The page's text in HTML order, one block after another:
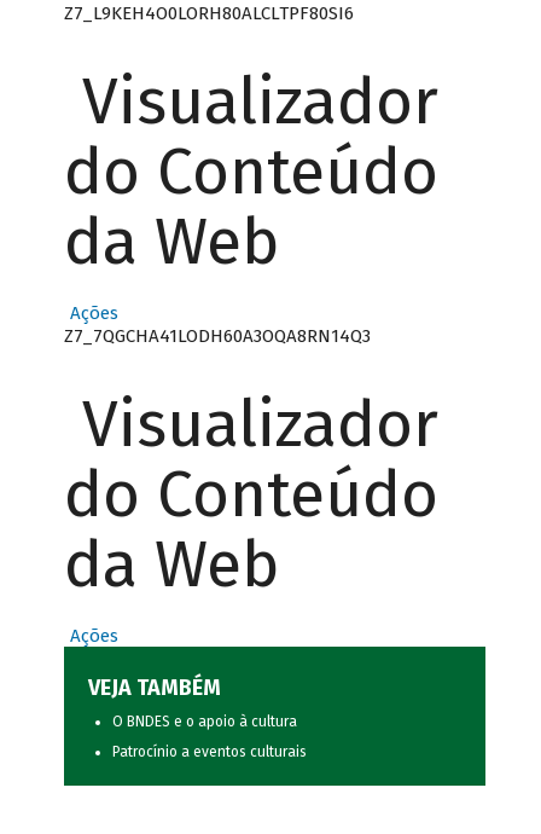
Z7_L9KEH4O0LORH80ALCLTPF80SI6
Visualizador
do Conteúdo
da Web
Ações
Z7_7QGCHA41LODH60A3OQA8RN14Q3
Visualizador
do Conteúdo
da Web
Ações
VEJA TAMBÉM
O BNDES e o apoio à cultura
Patrocínio a eventos culturais